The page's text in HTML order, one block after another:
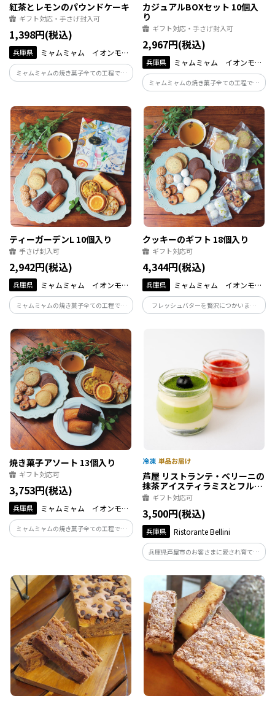
紅茶とレモンのパウンドケーキ
ギフト対応・手さげ封入可
1,398円(税込)
兵庫県
ミャムミャム イオンモー
ル伊丹店
ミャムミャムの焼き菓子全ての工程で手
作りにこだわって心を込めて作らせて頂
商品との違いは確かにあると感じて頂け
ると思います。
カジュアルBOXセット 10個入
り
ギフト対応・手さげ封入可
2,967円(税込)
兵庫県
ミャムミャム イオンモー
ル伊丹店
ミャムミャムの焼き菓子全ての工程で手
作りにこだわって心を込めて作らせて頂
いております。 大量生産は出来ませんが
商品との違いは確かにあると感じて頂け
ると思います。
ティーガーデンL 10個入り
手さげ封入可
2,942円(税込)
兵庫県
ミャムミャム イオンモー
ル伊丹店
ミャムミャムの焼き菓子全ての工程で手
作りにこだわって心を込めて作らせて頂
いております。 大量生産は出来ませんが
商品との違いは確かにあると感じて頂け
ると思います。
クッキーのギフト 18個入り
ギフト対応可
4,344円(税込)
兵庫県
ミャムミャム イオンモー
ル伊丹店
フレッシュバターを贅沢につかいまし
た。5種類のサブレ（紅茶・レモン・チョ
た。
焼き菓子アソート 13個入り
ギフト対応可
3,753円(税込)
兵庫県
ミャムミャム イオンモー
ル伊丹店
ミャムミャムの焼き菓子全ての工程で手
作りにこだわって心を込めて作らせて頂
芦屋 リストランテ・ベリーニの
抹茶アイスティラミスとフルー
ツパンナコッタ【各3ケ計6ケ入
り】
ギフト対応可
3,500円(税込)
兵庫県 Ristorante Bellini
兵庫県芦屋市のお客さまに愛され育てら
れた名店、リストランテ・ベリーニの洗
練されたシェフの味をご家庭でもお楽し
みください